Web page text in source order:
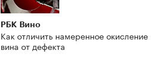
РБК Вино
Как отличить намеренное окисление
вина от дефекта